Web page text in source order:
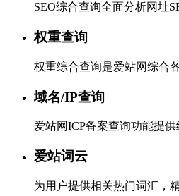
SEO综合查询全面分析网址
权重查询
权重综合查询是爱站网综合
域名/IP查询
爱站网ICP备案查询功能提
爱站词云
为用户提供相关热门词汇，